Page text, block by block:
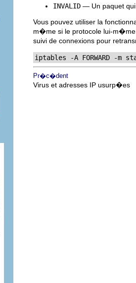
INVALID — Un paquet qui
Vous pouvez utiliser la
m�me si le protocole lui-
suivi de connexions pour
iptables -A FORWARD -m
Pr�c�dent
Virus et adresses IP usurp�es